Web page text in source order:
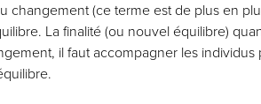
changement (ce terme est de plus en
La finalité (ou nouvel équilibre)
il faut accompagner les